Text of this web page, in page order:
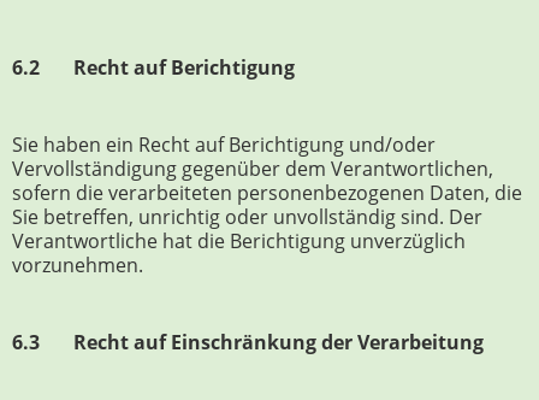
6.2 Recht auf Berichtigung
Sie haben ein Recht auf Berichtigung und/oder
Vervollständigung gegenüber dem Verantwortlichen,
sofern die verarbeiteten personenbezogenen Daten, die
Sie betreffen, unrichtig oder unvollständig sind. Der
Verantwortliche hat die Berichtigung unverzüglich
vorzunehmen.
6.3 Recht auf Einschränkung der Verarbeitung